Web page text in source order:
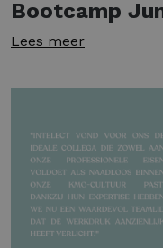
Bootcamp
Lees meer